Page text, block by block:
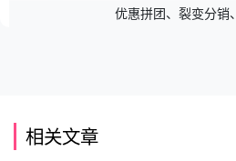
优惠拼团、裂变分销
相关文章